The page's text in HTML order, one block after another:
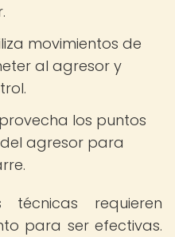
movimientos de
al agresor y
los puntos
agresor para
requieren
para ser efectivas.